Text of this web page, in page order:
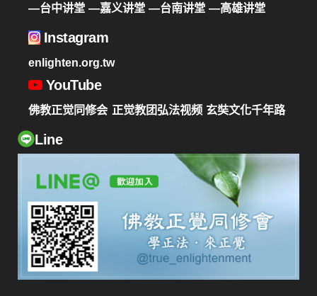
—台中讲堂 —嘉义讲堂 —台南讲堂 —高雄讲堂
Instagram
enlighten.org.tw
YouTube
佛教正觉同修会 正觉教团弘法视频 玄奘文化千年路
Line